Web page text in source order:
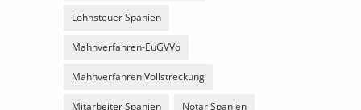
Lohnsteuer Spanien
Mahnverfahren-EuGVVo
Mahnverfahren Vollstreckung
Mitarbeiter Spanien Notar Spanien